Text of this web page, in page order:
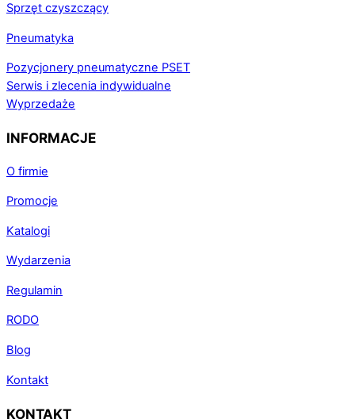
Sprzęt czyszczący
Pneumatyka
Pozycjonery pneumatyczne PSET
Serwis i zlecenia indywidualne
Wyprzedaże
INFORMACJE
O firmie
Promocje
Katalogi
Wydarzenia
Regulamin
RODO
Blog
Kontakt
KONTAKT